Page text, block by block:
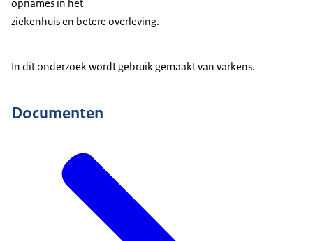
opnames in het
ziekenhuis en betere overleving.
In dit onderzoek wordt gebruik gemaakt van varkens.
Documenten